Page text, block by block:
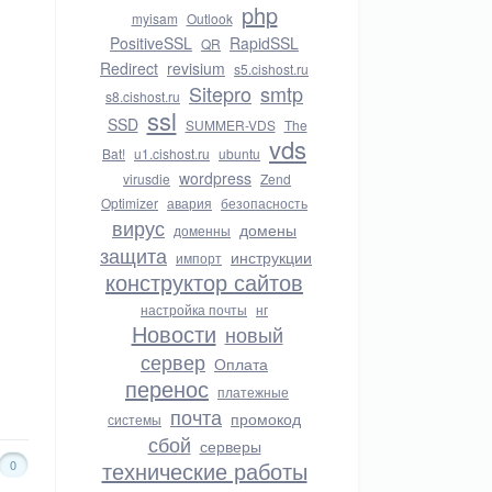
0
myisam Outlook php
PositiveSSL QR RapidSSL
Redirect revisium s5.cishost.ru
s8.cishost.ru Sitepro smtp
SSD ssl SUMMER-VDS The
Bat! u1.cishost.ru ubuntu vds
virusdie wordpress Zend
Optimizer авария безопасность
вирус доменны домены
защита импорт инструкции
конструктор сайтов
настройка почты нг
Новости новый
сервер Оплата
перенос платежные
системы почта промокод
сбой серверы
технические работы